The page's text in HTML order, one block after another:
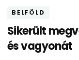
BELFÖLD
Sikerült
és vagyonát